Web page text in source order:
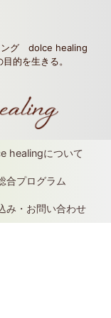
ング dolce healing
的を生きる。
healingについて
合プログラム
み・お問い合わせ